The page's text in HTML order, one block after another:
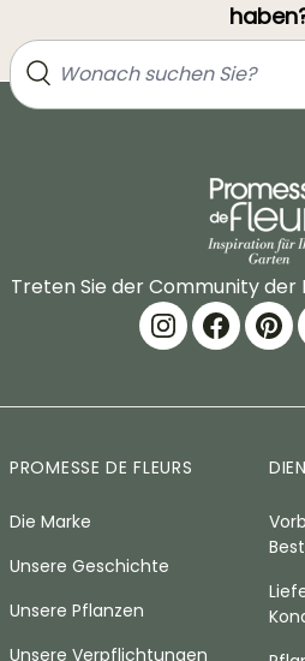
Treten Sie der Community
PROMESSE DE FLEURS
Die Marke
Unsere Geschichte
Unsere Pflanzen
Unsere Verpflichtungen